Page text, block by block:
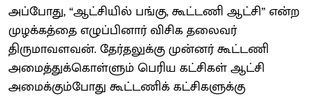
அப்போது, “ஆட்சியில் பங்கு, கூட்டணி ஆட்சி” என்ற
முழக்கத்தை எழுப்பினார் விசிக தலைவர்
திருமாவளவன். தேர்தலுக்கு முன்னர் கூட்டணி
அமைத்துக்கொள்ளும் பெரிய கட்சிகள் ஆட்சி
அமைக்கும்போது கூட்டணிக் கட்சிகளுக்கு